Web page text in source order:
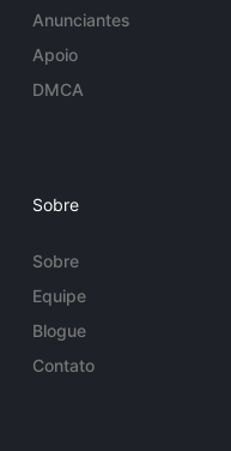
Anunciantes
Apoio
DMCA
Sobre
Sobre
Equipe
Blogue
Contato